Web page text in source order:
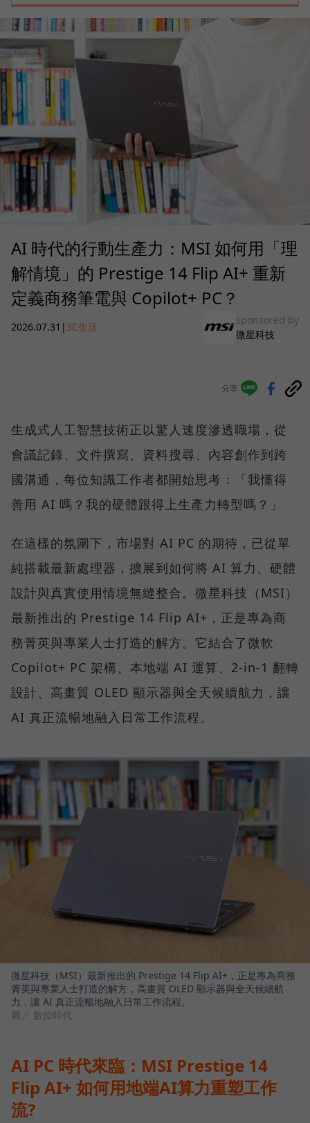
AI 時代的行動生產力：MSI 如何用「理
解情境」的 Prestige 14 Flip AI+ 重新
定義商務筆電與 Copilot+ PC？
2026.07.31 | 3C生活
sponsored by
微星科技
分享
生成式人工智慧技術正以驚人速度滲透職場，從
會議記錄、文件撰寫、資料搜尋、內容創作到跨
國溝通，每位知識工作者都開始思考：「我懂得
善用 AI 嗎？我的硬體跟得上生產力轉型嗎？」
在這樣的氛圍下，市場對 AI PC 的期待，已從單
純搭載最新處理器，擴展到如何將 AI 算力、硬體
設計與真實使用情境無縫整合。微星科技（MSI）
最新推出的 Prestige 14 Flip AI+，正是專為商
務菁英與專業人士打造的解方。它結合了微軟
Copilot+ PC 架構、本地端 AI 運算、2-in-1 翻轉
設計、高畫質 OLED 顯示器與全天候續航力，讓
AI 真正流暢地融入日常工作流程。
微星科技（MSI）最新推出的 Prestige 14 Flip AI+，正是專為商務
菁英與專業人士打造的解方，高畫質 OLED 顯示器與全天候續航
力，讓 AI 真正流暢地融入日常工作流程。
圖／ 數位時代
AI PC 時代來臨：MSI Prestige 14
Flip AI+ 如何用地端AI算力重塑工作
流?